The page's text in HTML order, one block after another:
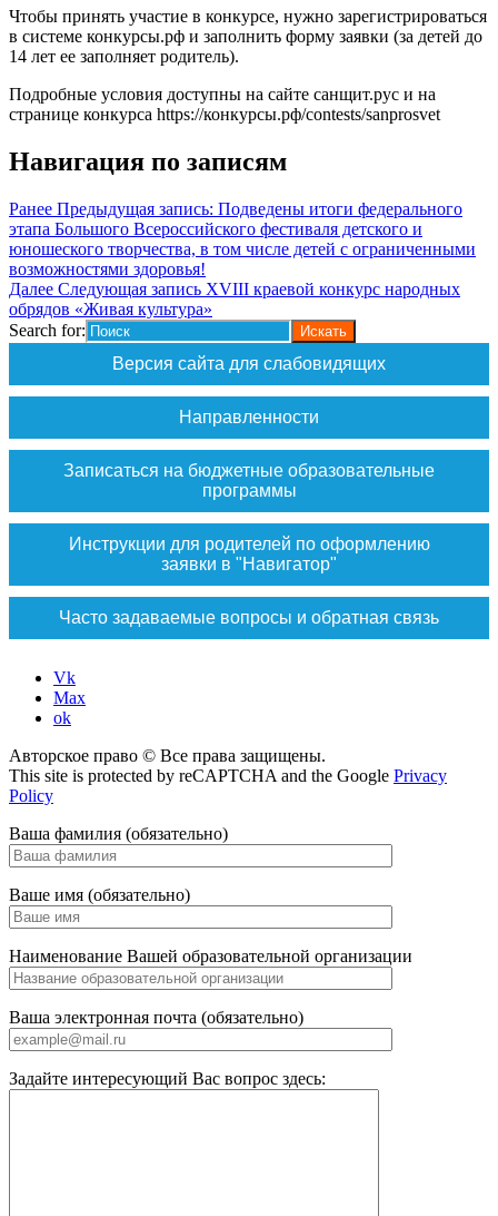
Чтобы принять участие в конкурсе, нужно зарегистрироваться
в системе конкурсы.рф и заполнить форму заявки (за детей до
14 лет ее заполняет родитель).
Подробные условия доступны на сайте санщит.рус и на
странице конкурса https://конкурсы.рф/contests/sanprosvet
Навигация по записям
Ранее Предыдущая запись: Подведены итоги федерального
этапа Большого Всероссийского фестиваля детского и
юношеского творчества, в том числе детей с ограниченными
возможностями здоровья!
Далее Следующая запись XVIII краевой конкурс народных
обрядов «Живая культура»
Search for:
Версия сайта для слабовидящих
Направленности
Записаться на бюджетные образовательные
программы
Инструкции для родителей по оформлению
заявки в "Навигатор"
Часто задаваемые вопросы и обратная связь
Vk
Max
ok
Авторское право © Все права защищены.
This site is protected by reCAPTCHA and the Google Privacy
Policy
Ваша фамилия (обязательно)
Ваше имя (обязательно)
Наименование Вашей образовательной организации
Ваша электронная почта (обязательно)
Задайте интересующий Вас вопрос здесь: